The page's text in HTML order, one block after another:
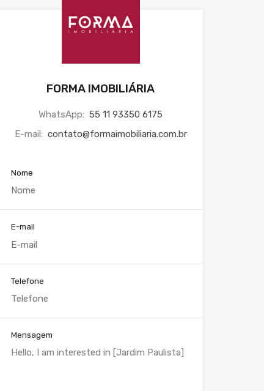
FORMA IMOBILIÁRIA
WhatsApp: 55 11 93350 6175
E-mail: contato@formaimobiliaria.com.br
Nome
E-mail
Telefone
Mensagem